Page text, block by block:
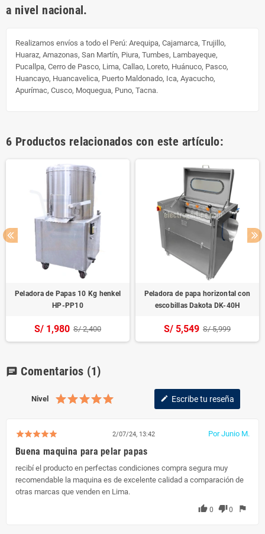
a nivel nacional.
Realizamos envíos a todo el Perú: Arequipa, Cajamarca, Trujillo,
Huaraz, Amazonas, San Martín, Piura, Tumbes, Lambayeque,
Pucallpa, Cerro de Pasco, Lima, Callao, Loreto, Huánuco, Pasco,
Huancayo, Huancavelica, Puerto Maldonado, Ica, Ayacucho,
Apurímac, Cusco, Moquegua, Puno, Tacna.
6 Productos relacionados con este artículo:
Peladora de Papas 10 Kg henkel
HP-PP10
S/ 1,980 S/ 2,400
Peladora de papa horizontal con
escobillas Dakota DK-40H
S/ 5,549 S/ 5,999
chat Comentarios (1)
Nivel edit Escribe tu reseña
2/07/24, 13:42 Por Junio M.
Buena maquina para pelar papas
recibí el producto en perfectas condiciones compra segura muy
recomendable la maquina es de excelente calidad a comparación de
otras marcas que venden en Lima.
thumb_up 0 thumb_down0 flag